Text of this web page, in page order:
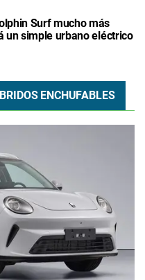
Surf mucho más
un simple urbano eléctrico
ENCHUFABLES